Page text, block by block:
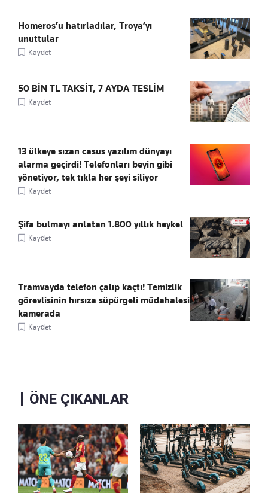
Homeros’u hatırladılar, Troya’yı
unuttular
Kaydet
50 BİN TL TAKSİT, 7 AYDA TESLİM
Kaydet
13 ülkeye sızan casus yazılım dünyayı
alarma geçirdi! Telefonları beyin gibi
yönetiyor, tek tıkla her şeyi siliyor
Kaydet
Şifa bulmayı anlatan 1.800 yıllık heykel
Kaydet
Tramvayda telefon çalıp kaçtı! Temizlik
görevlisinin hırsıza süpürgeli müdahalesi
kamerada
Kaydet
ÖNE ÇIKANLAR